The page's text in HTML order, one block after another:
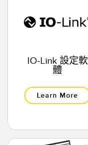
IO-Link 設定軟
體
Learn More